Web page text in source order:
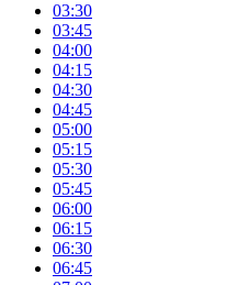
03:30
03:45
04:00
04:15
04:30
04:45
05:00
05:15
05:30
05:45
06:00
06:15
06:30
06:45